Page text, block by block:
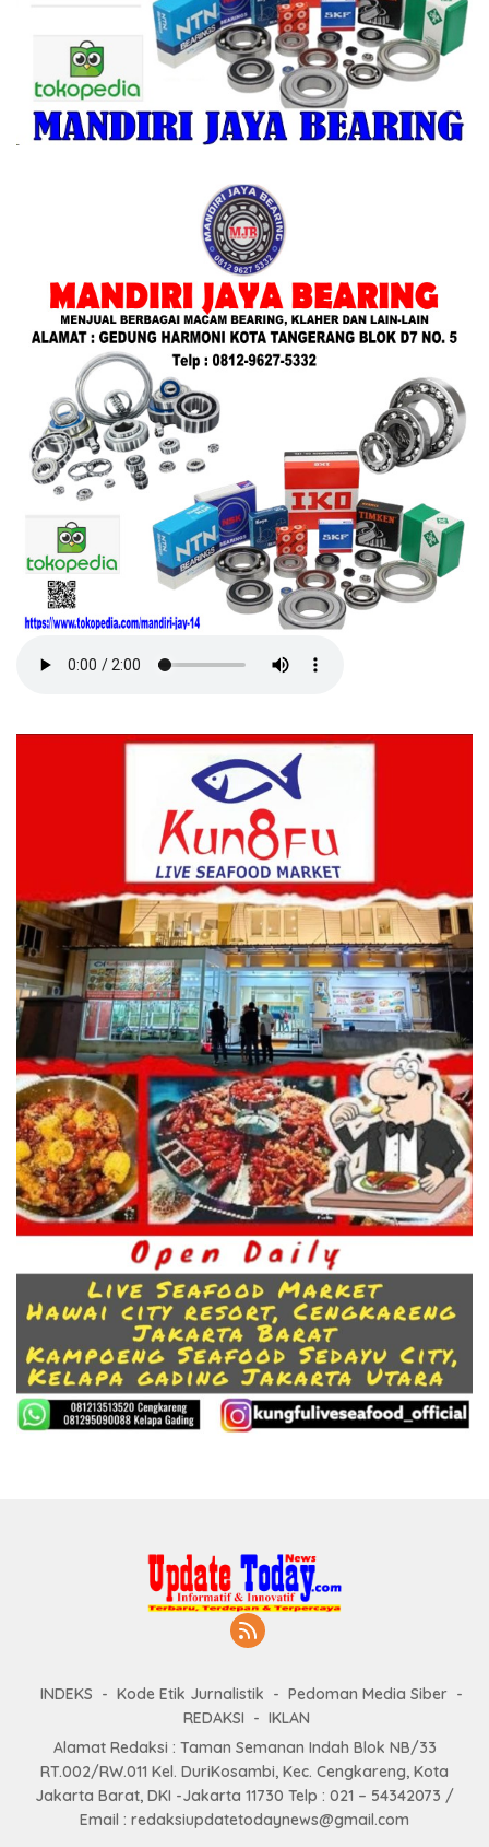
INDEKS Kode Etik Jurnalistik
Pedoman Media Siber
REDAKSI
IKLAN
Alamat Redaksi : Taman Semanan Indah Blok NB/33
RT.002/RW.011 Kel. DuriKosambi, Kec. Cengkareng, Kota
Jakarta Barat, DKI -Jakarta 11730 Telp : 021 – 54342073 /
Email : redaksiupdatetodaynews@gmail.com